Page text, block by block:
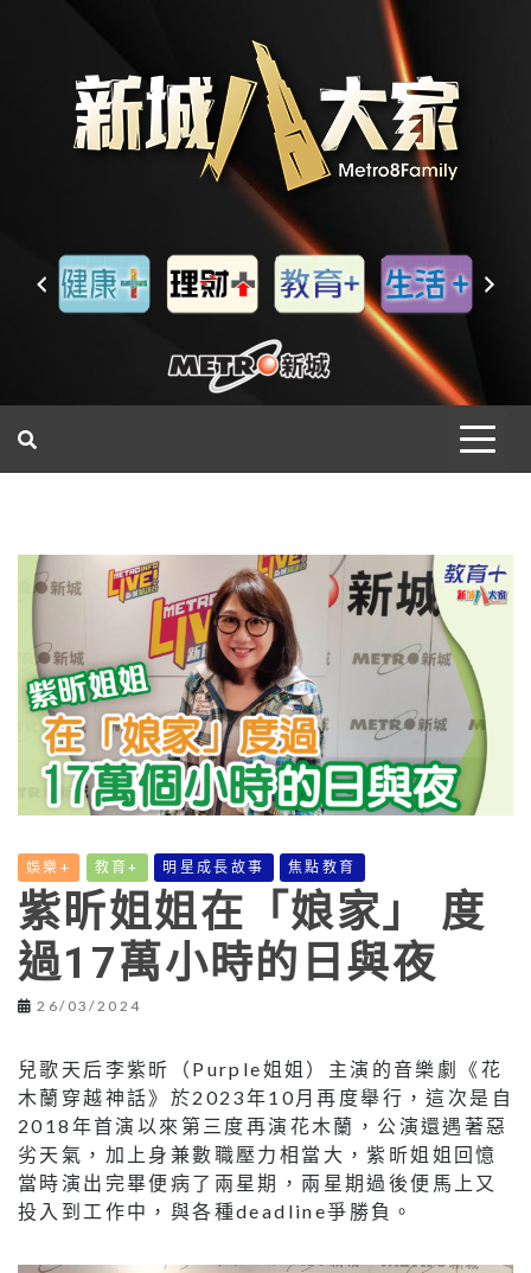
娛樂+ 教育+ 明星成長故事 焦點教育
紫昕姐姐在「娘家」 度
過17萬小時的日與夜
26/03/2024
兒歌天后李紫昕（Purple姐姐）主演的音樂劇《花
木蘭穿越神話》於2023年10月再度舉行，這次是自
2018年首演以來第三度再演花木蘭，公演還遇著惡
劣天氣，加上身兼數職壓力相當大，紫昕姐姐回憶
當時演出完畢便病了兩星期，兩星期過後便馬上又
投入到工作中，與各種deadline爭勝負。